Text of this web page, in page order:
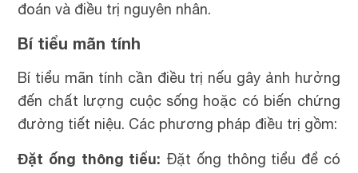
đoán và điều trị nguyên nhân.
Bí tiểu mãn tính
Bí tiểu mãn tính cần điều trị nếu gây ảnh hưởng
đến chất lượng cuộc sống hoặc có biến chứng
đường tiết niệu. Các phương pháp điều trị gồm:
Đặt ống thông tiểu: Đặt ống thông tiểu để có